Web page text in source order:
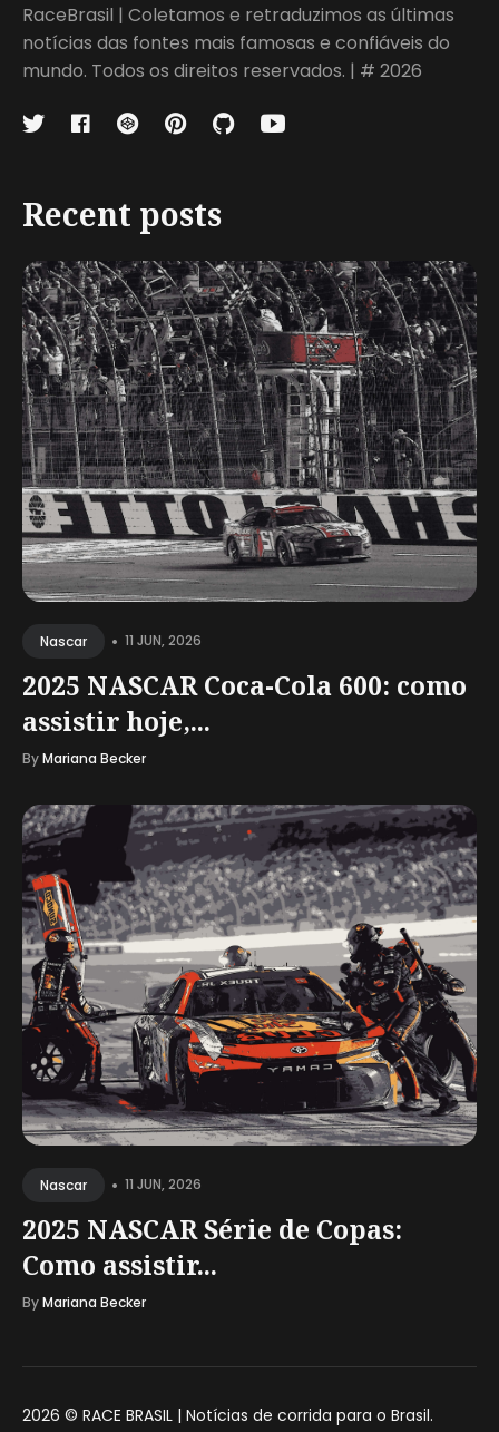
RaceBrasil | Coletamos e retraduzimos as últimas
notícias das fontes mais famosas e confiáveis do
mundo. Todos os direitos reservados. | # 2026
Recent posts
Nascar • 11 JUN, 2026
2025 NASCAR Coca-Cola 600: como
assistir hoje,...
ByMariana Becker
Nascar • 11 JUN, 2026
2025 NASCAR Série de Copas:
Como assistir...
ByMariana Becker
2026 © RACE BRASIL | Notícias de corrida para o Brasil.